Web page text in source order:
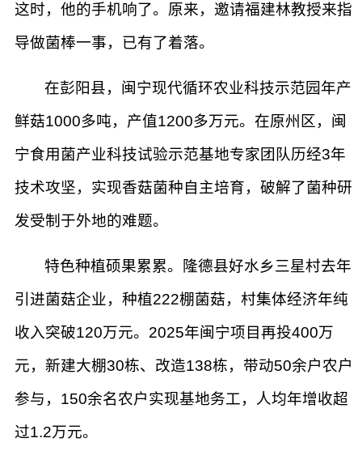
这时，他的手机响了。原来，邀请福建林教授来指
导做菌棒一事，已有了着落。
在彭阳县，闽宁现代循环农业科技示范园年产
鲜菇1000多吨，产值1200多万元。在原州区，闽
宁食用菌产业科技试验示范基地专家团队历经3年
技术攻坚，实现香菇菌种自主培育，破解了菌种研
发受制于外地的难题。
特色种植硕果累累。隆德县好水乡三星村去年
引进菌菇企业，种植222棚菌菇，村集体经济年纯
收入突破120万元。2025年闽宁项目再投400万
元，新建大棚30栋、改造138栋，带动50余户农户
参与，150余名农户实现基地务工，人均年增收超
过1.2万元。